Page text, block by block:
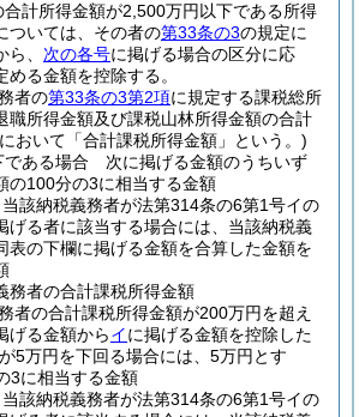
合計所得金額が2,500万円以下である所得
ついては、その者の第33条の3の規定に
、 次の各号に掲げる場合の区分に応
める金額を控除する。
者の第33条の3第2項に規定する課税総所
職所得金額及び課税山林所得金額の合計
おいて「合計課税所得金額」という。)
である場合 次に掲げる金額のうちいず
の100分の3に相当する金額
該納税義務者が法第314条の6第1号イの
げる者に該当する場合には、当該納税義
表の下欄に掲げる金額を合算した金額を
務者の合計課税所得金額
者の合計課税所得金額が200万円を超え
げる金額からイに掲げる金額を控除した
5万円を下回る場合には、5万円とす
3に相当する金額
該納税義務者が法第314条の6第1号イの